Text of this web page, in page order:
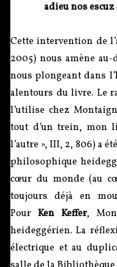
adieu nos
Cette intervention de
2005) nous amène
nous plongeant dans
alentours du livre. Le
l’utilise chez
tout d’un trein, mon
l’autre », III, 2, 806) a
philosophique
cœur du monde (au
toujours déjà en
PourKen Keffer,
heideggérien. La
électrique et au